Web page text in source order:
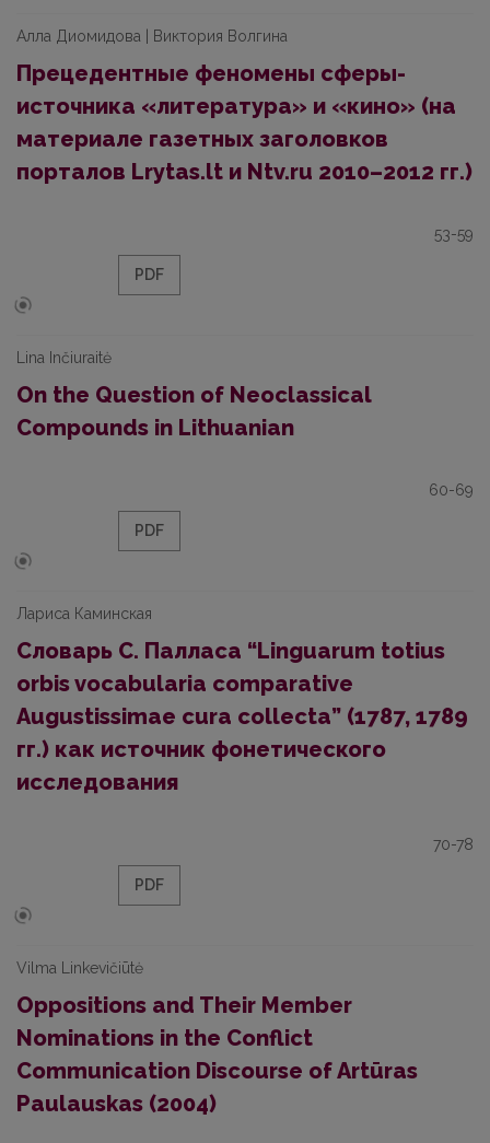
Алла Диомидова | Виктория Волгина
Прецедентные феномены cферы-
источника «литература» и «кино» (на
материале газетных заголовков
порталов Lrytas.lt и Ntv.ru 2010–2012 гг.)
53-59
PDF
Lina Inčiuraitė
On the Question of Neoclassical
Compounds in Lithuanian
60-69
PDF
Лариса Каминская
Словарь С. Палласа “Linguarum totius
orbis vocabularia comparative
Augustissimae cura collecta” (1787, 1789
гг.) как источник фонетического
исследования
70-78
PDF
Vilma Linkevičiūtė
Oppositions and Their Member
Nominations in the Conflict
Communication Discourse of Artūras
Paulauskas (2004)